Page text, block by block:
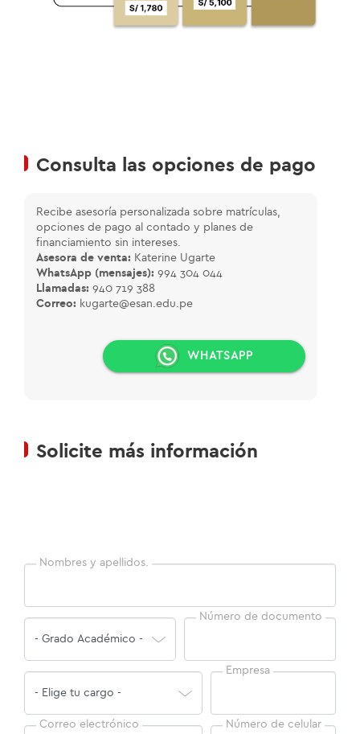
Consulta las opciones de pago
Recibe asesoría personalizada sobre matrículas,
opciones de pago al contado y planes de
financiamiento sin intereses.
Asesora de venta: Katerine Ugarte
WhatsApp (mensajes): 994 304 044
Llamadas: 940 719 388
Correo: kugarte@esan.edu.pe
WHATSAPP
Solicite más información
Nombres y apellidos.
Número de documento
Empresa
Correo electrónico Número de celular